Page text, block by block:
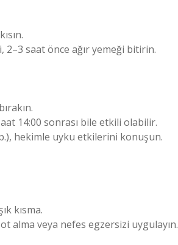
saat önce ağır yemeği bitirin.
14:00 sonrası bile etkili olabilir.
hekimle uyku etkilerini konuşun.
kısma.
alma veya nefes egzersizi uygulayın.